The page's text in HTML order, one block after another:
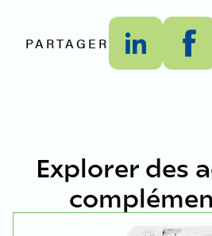
PARTAGER
Explorer des